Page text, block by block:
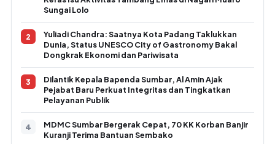
Sungai Lolo
Yuliadi Chandra: Saatnya Kota Padang Taklukkan
Dunia, Status UNESCO City of Gastronomy Bakal
Dongkrak Ekonomi dan Pariwisata
Dilantik Kepala Bapenda Sumbar, Al Amin Ajak
Pejabat Baru Perkuat Integritas dan Tingkatkan
Pelayanan Publik
MDMC Sumbar Bergerak Cepat, 70 KK Korban Banjir
Kuranji Terima Bantuan Sembako